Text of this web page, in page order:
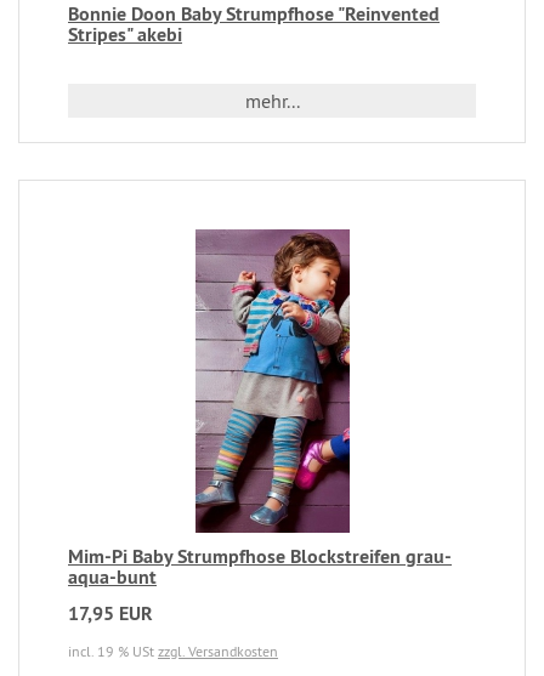
Bonnie Doon Baby Strumpfhose "Reinvented
Stripes" akebi
mehr...
Mim-Pi Baby Strumpfhose Blockstreifen grau-
aqua-bunt
17,95 EUR
incl. 19 % USt zzgl. Versandkosten